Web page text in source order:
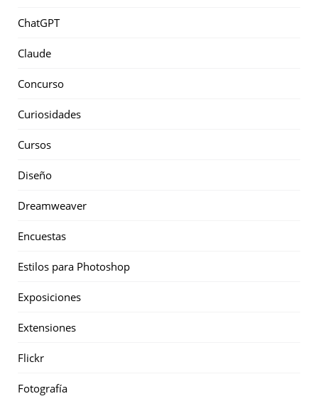
ChatGPT
Claude
Concurso
Curiosidades
Cursos
Diseño
Dreamweaver
Encuestas
Estilos para Photoshop
Exposiciones
Extensiones
Flickr
Fotografía